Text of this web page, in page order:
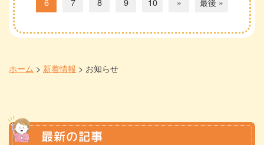
ホーム > 新着情報 > お知らせ
最新の記事